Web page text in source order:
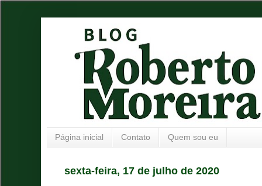
Página inicial Contato Quem sou eu
sexta-feira, 17 de julho de 2020